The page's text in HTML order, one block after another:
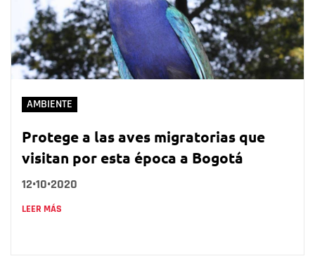
AMBIENTE
Protege a las aves migratorias que
visitan por esta época a Bogotá
12•10•2020
LEER MÁS